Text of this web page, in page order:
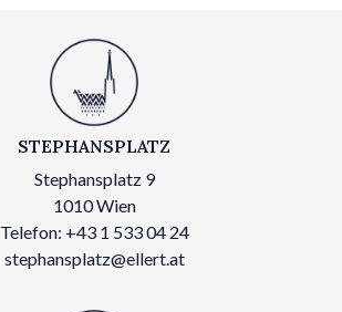
STEPHANSPLATZ
Stephansplatz 9
1010 Wien
Telefon: +43 1 533 04 24
stephansplatz@ellert.at